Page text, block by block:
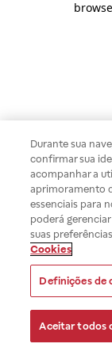
Durante sua
confirmar sua
acompanhar a
aprimoramento
essenciais para
poderá
suas
Cookies
Definições de
Aceitar todos